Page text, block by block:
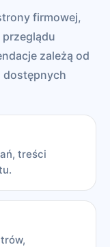
firmowej,
zależą od
dostępnych
treści